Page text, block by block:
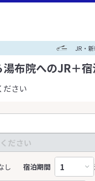
JR・
布院へのJR＋
ださい
し 宿泊期間